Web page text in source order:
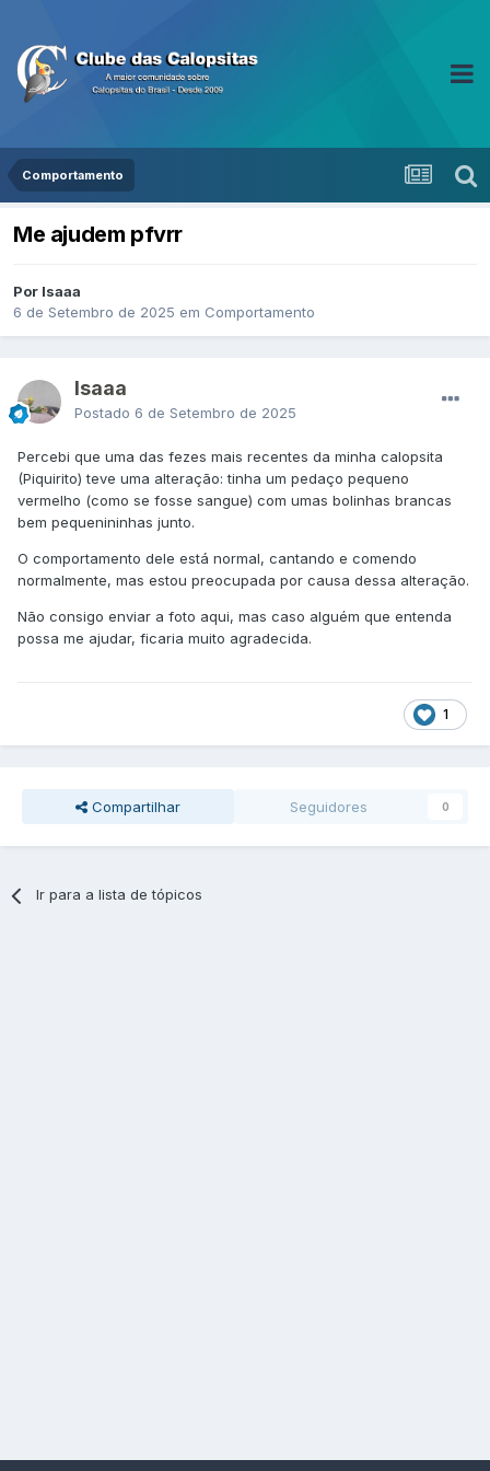
Comportamento
Me ajudem pfvrr
Por Isaaa
6 de Setembro de 2025 em Comportamento
Isaaa
Postado 6 de Setembro de 2025
Percebi que uma das fezes mais recentes da minha calopsita
(Piquirito) teve uma alteração: tinha um pedaço pequeno
vermelho (como se fosse sangue) com umas bolinhas brancas
bem pequenininhas junto.
O comportamento dele está normal, cantando e comendo
normalmente, mas estou preocupada por causa dessa alteração.
Não consigo enviar a foto aqui, mas caso alguém que entenda
possa me ajudar, ficaria muito agradecida.
1
Compartilhar Seguidores 0
Ir para a lista de tópicos